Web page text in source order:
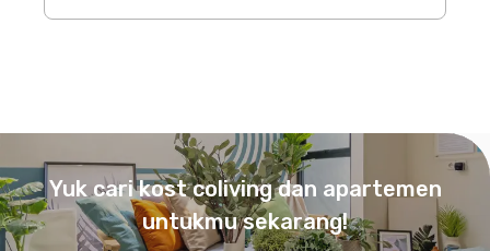
Yuk cari kost coliving dan apartemen
untukmu sekarang!